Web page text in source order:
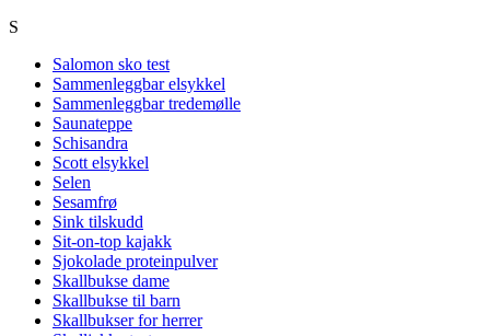
S
Salomon sko test
Sammenleggbar elsykkel
Sammenleggbar tredemølle
Saunateppe
Schisandra
Scott elsykkel
Selen
Sesamfrø
Sink tilskudd
Sit-on-top kajakk
Sjokolade proteinpulver
Skallbukse dame
Skallbukse til barn
Skallbukser for herrer